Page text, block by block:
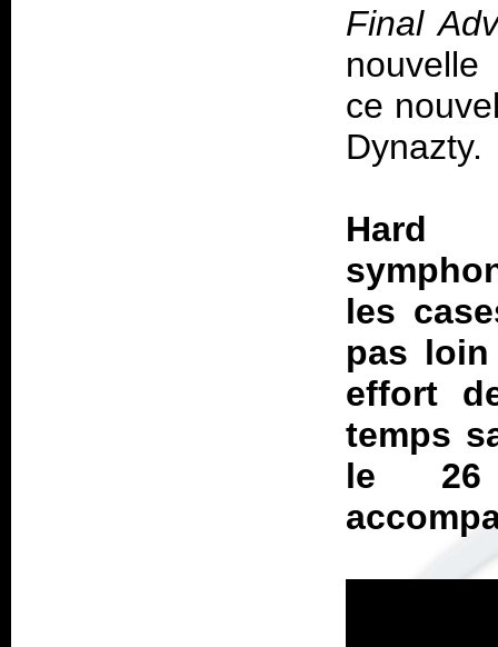
Final
nouvelle
ce
Dynazty.
Hard
les
pas
effort
temps
le 26